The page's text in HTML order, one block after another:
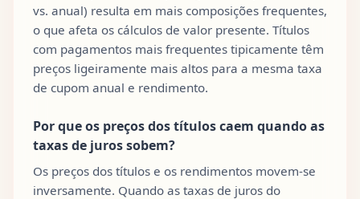
vs. anual) resulta em mais composições frequentes,
o que afeta os cálculos de valor presente. Títulos
com pagamentos mais frequentes tipicamente têm
preços ligeiramente mais altos para a mesma taxa
de cupom anual e rendimento.
Por que os preços dos títulos caem quando as
taxas de juros sobem?
Os preços dos títulos e os rendimentos movem-se
inversamente. Quando as taxas de juros do